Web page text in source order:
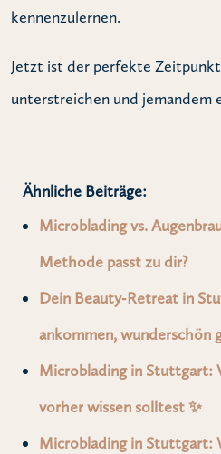
kennenzulernen.
Jetzt ist der perfekte
unterstreichen und jemandem
Ähnliche Beiträge:
Microblading vs.
Methode passt zu dir?
Dein Beauty‑Retreat in
ankommen, wunderschön
Microblading in Stuttgart:
vorher wissen solltest ✨
Microblading in Stuttgart: